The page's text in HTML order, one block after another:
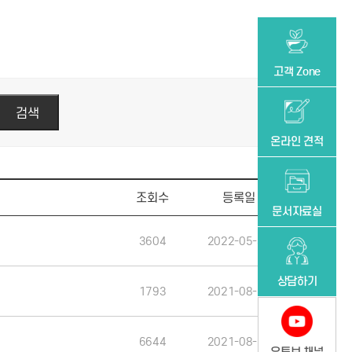
조회수 등록일
3604 2022-05-31
1793 2021-08-10
6644 2021-08-10
고객 Zone
온라인 견적
문서자료실
상담하기